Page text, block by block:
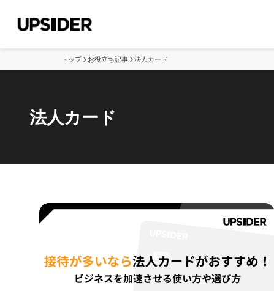
トップ お役立ち記事 法人カード
法人カード